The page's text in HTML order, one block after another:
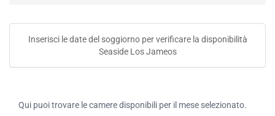
Inserisci le date del soggiorno per verificare la disponibilità
Seaside Los Jameos
Qui puoi trovare le camere disponibili per il mese selezionato.